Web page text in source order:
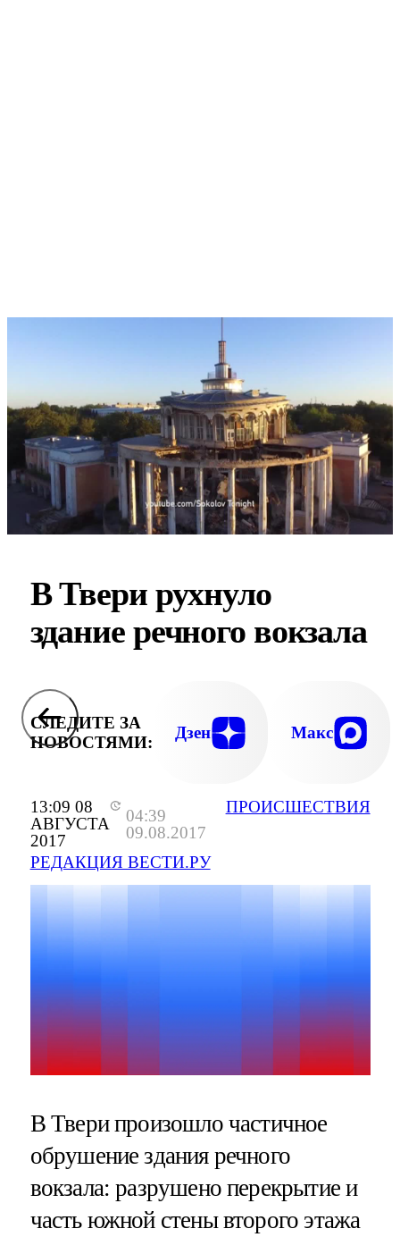
13:09 08
АВГУСТА
2017
04:39
09.08.2017
РЕДАКЦИЯ ВЕСТИ.РУ
ПРОИСШЕСТВИЯ
В Твери рухнуло
здание речного вокзала
СЛЕДИТЕ ЗА
НОВОСТЯМИ:
Дзен Макс
В Твери произошло частичное
обрушение здания речного
вокзала: разрушено перекрытие и
часть южной стены второго этажа